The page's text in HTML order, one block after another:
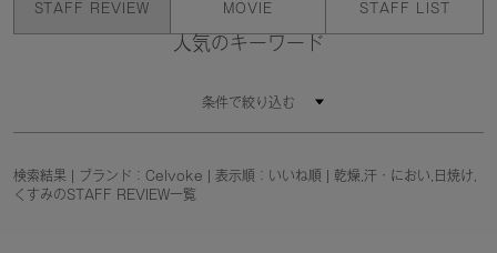
STAFF REVIEW MOVIE STAFF LIST
人気のキーワード
条件で絞り込む
検索結果 | ブランド：Celvoke | 表示順：いいね順 | 乾燥,汗・におい,日焼け,
くすみのSTAFF REVIEW一覧